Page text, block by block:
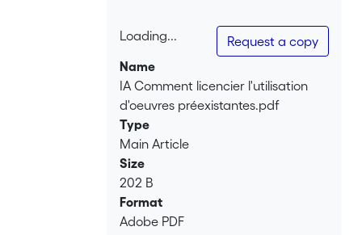
Loading...
Loading...
Request a copy
Name
IA Comment licencier l'utilisation
d'oeuvres préexistantes.pdf
Type
Main Article
Size
202 B
Format
Adobe PDF